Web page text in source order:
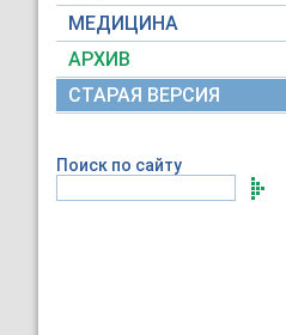
МЕДИЦИНА
АРХИВ
СТАРАЯ ВЕРСИЯ
Поиск по сайту